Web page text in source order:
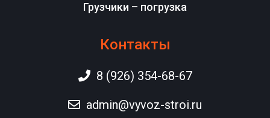
Грузчики – погрузка
Контакты
8 (926) 354-68-67
admin@vyvoz-stroi.ru